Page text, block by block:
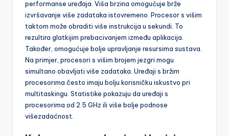
Brzina procesora izravno utječe na multitasking
performanse uređaja. Viša brzina omogućuje brže
izvršavanje više zadataka istovremeno. Procesor s višim
taktom može obraditi više instrukcija u sekundi. To
rezultira glatkijim prebacivanjem između aplikacija.
Također, omogućuje bolje upravljanje resursima sustava.
Na primjer, procesori s višim brojem jezgri mogu
simultano obavljati više zadataka. Uređaji s bržim
procesorima često imaju bolju korisničku iskustvo pri
multitaskingu. Statistike pokazuju da uređaji s
procesorima od 2.5 GHz ili više bolje podnose